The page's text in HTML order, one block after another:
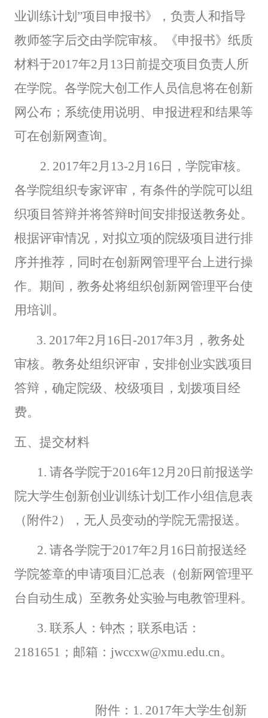
业训练计划”项目申报书》，负责人和指导
教师签字后交由学院审核。《申报书》纸质
材料于2017年2月13日前提交项目负责人所
在学院。各学院大创工作人员信息将在创新
网公布；系统使用说明、申报进程和结果等
可在创新网查询。
2. 2017年2月13-2月16日，学院审核。
各学院组织专家评审，有条件的学院可以组
织项目答辩并将答辩时间安排报送教务处。
根据评审情况，对拟立项的院级项目进行排
序并推荐，同时在创新网管理平台上进行操
作。期间，教务处将组织创新网管理平台使
用培训。
3. 2017年2月16日-2017年3月，教务处
审核。教务处组织评审，安排创业实践项目
答辩，确定院级、校级项目，划拨项目经
费。
五、提交材料
1. 请各学院于2016年12月20日前报送学
院大学生创新创业训练计划工作小组信息表
（附件2），无人员变动的学院无需报送。
2. 请各学院于2017年2月16日前报送经
学院签章的申请项目汇总表（创新网管理平
台自动生成）至教务处实验与电教管理科。
3. 联系人：钟杰；联系电话：
2181651；邮箱：jwccxw@xmu.edu.cn。
附件：1. 2017年大学生创新